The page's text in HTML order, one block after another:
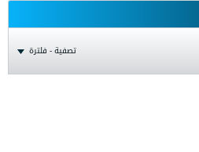
تصفية - فلترة